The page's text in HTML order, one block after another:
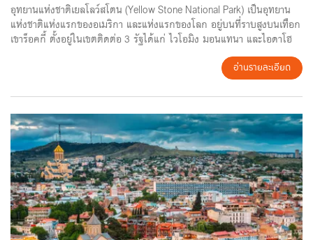
อุทยานแห่งชาติเยลโลว์สโตน (Yellow Stone National Park) เป็นอุทยาน
แห่งชาติแห่งแรกของอเมริกา และแห่งแรกของโลก อยู่บนที่ราบสูงบนเทือก
เขาร็อคกี้ ตั้งอยู่ในเขตติดต่อ 3 รัฐได้แก่ ไวโอมิง มอนแทนา และไอดาโฮ
แต่พื้นที่ส่วนใหญ่อยู่ในรัฐไวโอมิง เป็นอุทยานแห่งชาติที่ใหญ่ที่สุดในสหรัฐ
ภายในอุทยานมีภูเขาสูง มีบ่อน้ำร้อน และน้ำพุร้อนและสัตว์ป่ามากมาย
นอกจากนี้ยังมีสถานที่ท่องเที่ยวได้อีก ไฮไลท์ของที่นี่ คือ บ่อน้ำพุร้อนสีรุ้ง
แห่งเยลโลว์สโตน (Grand Prismatic Spring) เป็นบ่อน้ำพุร้อนที่มีขนาดใหญ่
ที่สุดในอเมริกา
อ่านรายละเอียด